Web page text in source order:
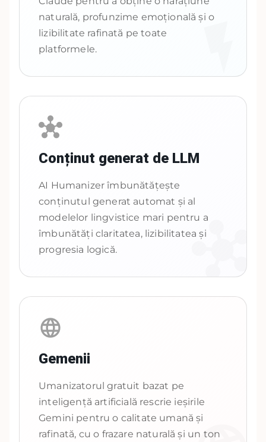
naturală, profunzime emoțională și o
lizibilitate rafinată pe toate
platformele.
Conținut generat de LLM
AI Humanizer îmbunătățește
conținutul generat automat și al
modelelor lingvistice mari pentru a
îmbunătăți claritatea, lizibilitatea și
progresia logică.
Gemenii
Umanizatorul gratuit bazat pe
inteligență artificială rescrie ieșirile
Gemini pentru o calitate umană și
rafinată, cu o frazare naturală și un ton